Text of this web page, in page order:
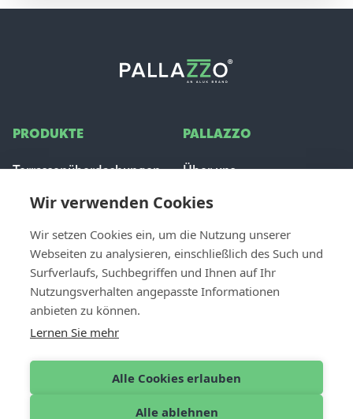
Wir verwenden Cookies
Wir setzen Cookies ein, um die Nutzung unserer
Webseiten zu analysieren, einschließlich des Such und
Surfverlaufs, Suchbegriffen und Ihnen auf Ihr
Nutzungsverhalten angepasste Informationen
anbieten zu können.
Lernen Sie mehr
Alle Cookies erlauben
Alle ablehnen
PRODUKTE
Terrassenüberdachungen
Sonnenschutz
PALLAZZO
Über uns
Stellenangebote
Häufig gestellte Fragen
FÜR PROFIS
Händler werden
Dealer login
CONTACT